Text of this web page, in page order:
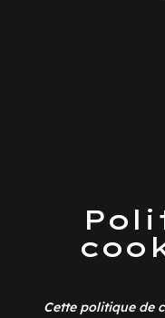
Cette politique de